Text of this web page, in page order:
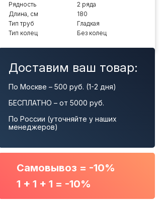
Рядность
2 ряда
Длина, см
180
Тип труб
Гладкая
Тип колец
Без колец
Доставим ваш товар:
По Москве – 500 руб. (1-2 дня)
БЕСПЛАТНО – от 5000 руб.
По России (уточняйте у наших
менеджеров)
Самовывоз = -10%
1 + 1 + 1 = -10%